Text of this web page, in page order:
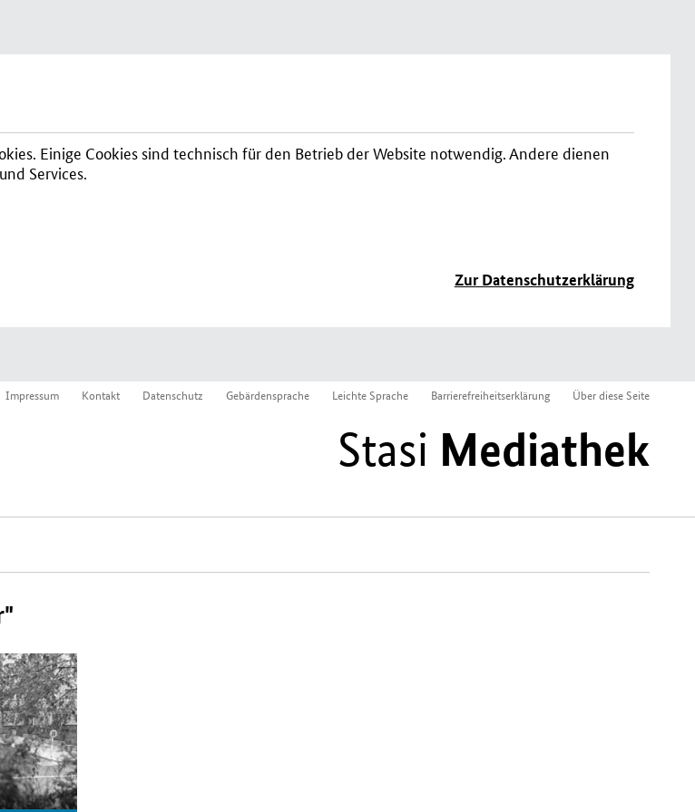
Einige Cookies sind technisch für den Betrieb der Website notwendig. Andere dienen
Services.
Zur Datenschutzerklärung
Impressum Kontakt Datenschutz Gebärdensprache Leichte Sprache Barrierefreiheitserklärung Über diese Seite
Stasi Mediathek